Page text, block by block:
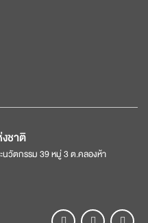
ชาติ
วัตกรรม 39 หมู่ 3 ต.คลองห้า